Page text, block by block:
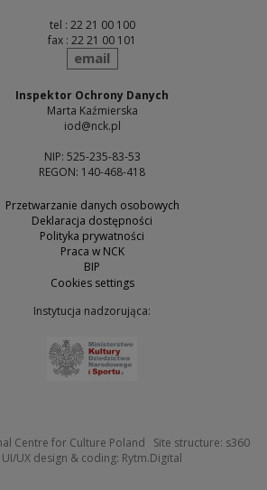
tel : 22 21 00 100
fax : 22 21 00 101
send
email
Inspektor Ochrony Danych
Marta Kaźmierska
iod@nck.pl
NIP: 525-235-83-53
REGON: 140-468-418
Przetwarzanie danych osobowych
Deklaracja dostępności
Polityka prywatności
Praca w NCK
BIP
Cookies settings
Instytucja nadzorująca:
Centre for Culture Poland Site structure: s360
UI/UX design & coding: Rytm.Digital